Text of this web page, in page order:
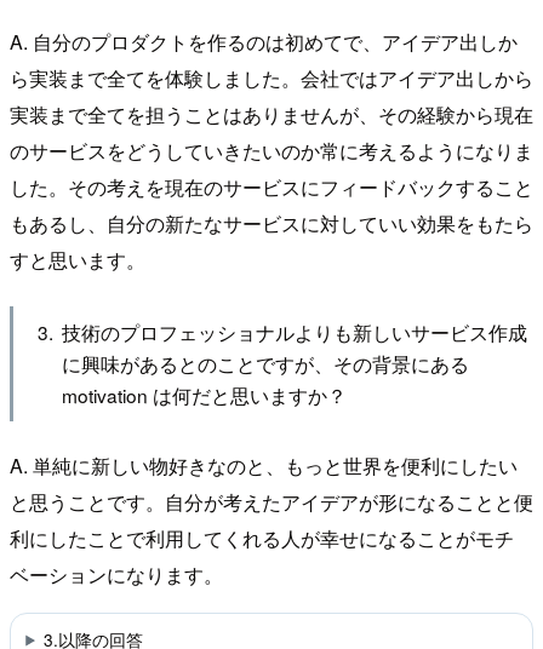
A. 自分のプロダクトを作るのは初めてで、アイデア出しか
ら実装まで全てを体験しました。会社ではアイデア出しから
実装まで全てを担うことはありませんが、その経験から現在
のサービスをどうしていきたいのか常に考えるようになりま
した。その考えを現在のサービスにフィードバックすること
もあるし、自分の新たなサービスに対していい効果をもたら
すと思います。
技術のプロフェッショナルよりも新しいサービス作成
に興味があるとのことですが、その背景にある
motivation は何だと思いますか？
A. 単純に新しい物好きなのと、もっと世界を便利にしたい
と思うことです。自分が考えたアイデアが形になることと便
利にしたことで利用してくれる人が幸せになることがモチ
ベーションになります。
3.以降の回答